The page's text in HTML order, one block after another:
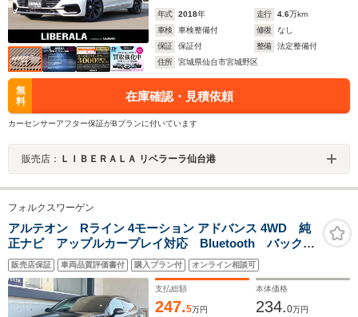
年式 2018年 走行 4.6万km
車検
車検整備付 修復
なし
保証
保証付 整備
法定整備付
住所
宮城県仙台市宮城野区
無
料
在庫確認・見積依頼
カーセンサーアフター保証がBプランに付いています
販売店： ＬＩＢＥＲＡＬＡ リベラーラ仙台港
フォルクスワーゲン
アルテオン Rライン 4モーション アドバンス 4WD 純
正ナビ アップルカープレイ対応 Bluetooth バックカ
メラ 電動リアゲート ブラックレザーシート シート
ヒーター 純正20インチアルミホイール LEDヘッドラ
イト パドルシフト スマートキー
販売店保証 車両品質評価書付 購入プラン付 オンライン相談可
支払総額
247.5万円
本体価格
234.0万円